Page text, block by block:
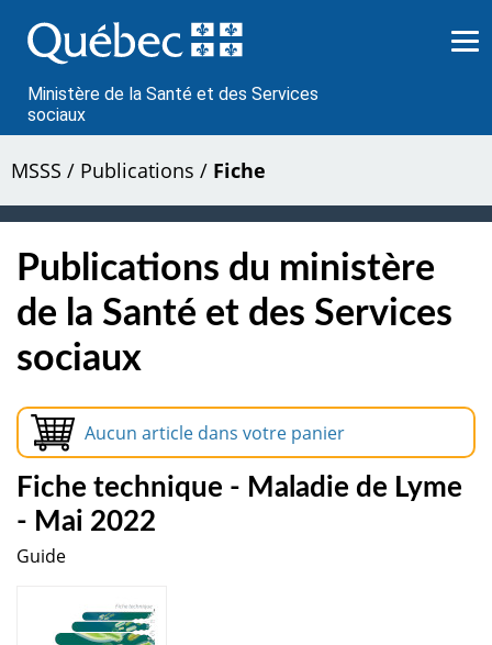
au
contenu
Ministère de la Santé et des Services
sociaux
MSSS / Publications / Fiche
Publications du ministère
de la Santé et des Services
sociaux
Aucun article dans votre panier
Fiche technique - Maladie de Lyme
- Mai 2022
Guide